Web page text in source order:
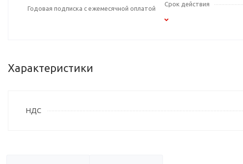
Годовая подписка с ежемесячной оплатой
Срок действия
Характеристики
НДС